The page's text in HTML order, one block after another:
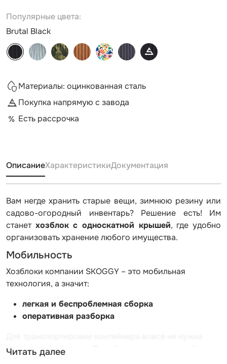
Популярные цвета:
Brutal Black
Материалы: оцинкованная сталь
Покупка напрямую с завода
Есть рассрочка
ОписаниеХарактеристикиДокументация
Вам негде хранить старые вещи, зимнюю резину или
садово-огородный инвентарь? Решение есть! Им
станет хозблок с односкатной крышей, где удобно
организовать хранение любого имущества.
Мобильность
Хозблоки компании SKOGGY – это мобильная
технология, а значит:
легкая и беспроблемная сборка
оперативная разборка
специальная техника. Подойдет малотоннажный
Читать далее